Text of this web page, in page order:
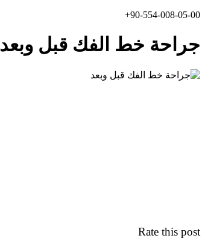
90-554-008-05-00+
جراحة خط الفك قبل وبعد
Rate this post